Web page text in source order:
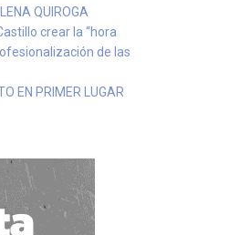
QUIROGA
crear la “hora
de las
EN PRIMER LUGAR